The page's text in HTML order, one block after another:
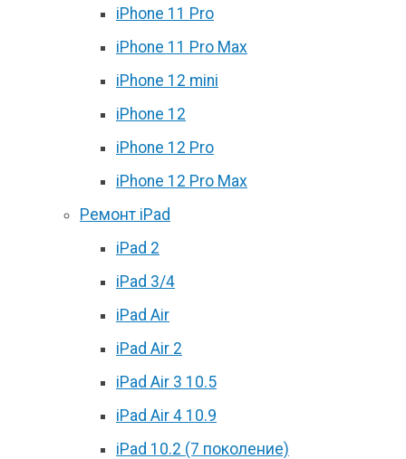
iPhone 11 Pro
iPhone 11 Pro Max
iPhone 12 mini
iPhone 12
iPhone 12 Pro
iPhone 12 Pro Max
Ремонт iPad
iPad 2
iPad 3/4
iPad Air
iPad Air 2
iPad Air 3 10.5
iPad Air 4 10.9
iPad 10.2 (7 поколение)